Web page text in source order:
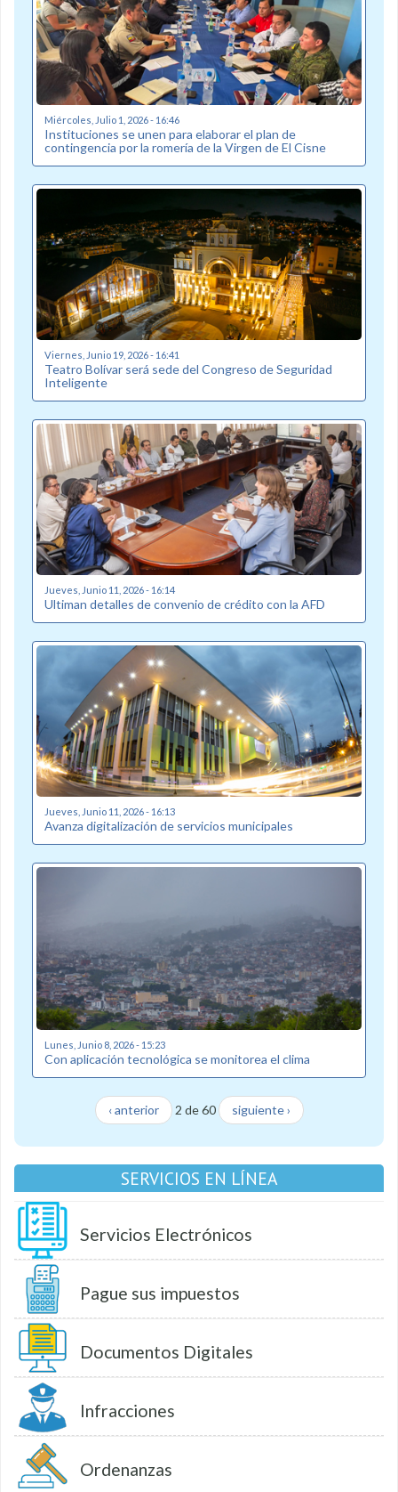
Miércoles, Julio 1, 2026 - 16:46
Instituciones se unen para elaborar el plan de
contingencia por la romería de la Virgen de El Cisne
Viernes, Junio 19, 2026 - 16:41
Teatro Bolívar será sede del Congreso de Seguridad
Inteligente
Jueves, Junio 11, 2026 - 16:14
Ultiman detalles de convenio de crédito con la AFD
Jueves, Junio 11, 2026 - 16:13
Avanza digitalización de servicios municipales
Lunes, Junio 8, 2026 - 15:23
Con aplicación tecnológica se monitorea el clima
‹ anterior 2 de 60 siguiente ›
SERVICIOS EN LÍNEA
Servicios Electrónicos
Pague sus impuestos
Documentos Digitales
Infracciones
Ordenanzas